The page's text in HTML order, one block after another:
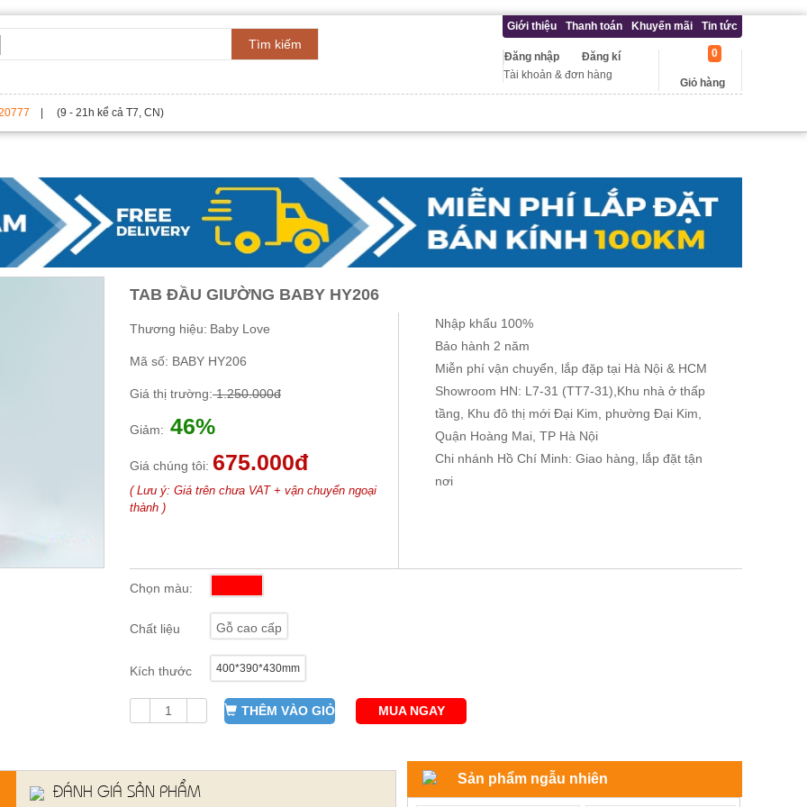
Tìm kiếm
Giới thiệu Thanh toán Khuyến mãi Tin tức
Đăng kí
Đăng nhập
Tài khoản & đơn hàng
Giỏ hàng
0
| (9 - 21h kể cả T7, CN)
TAB ĐẦU GIƯỜNG BABY HY206
Thương hiệu: Baby Love
Mã số: BABY HY206
Giá thị trường:1.250.000đ
Giảm: 46%
Giá chúng tôi: 675.000đ
( Lưu ý: Giá trên chưa VAT + vận chuyển ngoại
thành )
Nhập khẩu 100%
Bảo hành 2 năm
Miễn phí vận chuyển, lắp đặp tại Hà Nội & HCM
Showroom HN: L7-31 (TT7-31),Khu nhà ở thấp
tầng, Khu đô thị mới Đại Kim, phường Đại Kim,
Quận Hoàng Mai, TP Hà Nội
Chi nhánh Hồ Chí Minh: Giao hàng, lắp đặt tận
nơi
Chọn màu:
Chất liệu Gỗ cao cấp
Kích thước 400*390*430mm
THÊM VÀO GIỎ MUA NGAY
ĐÁNH GIÁ SẢN PHẨM
Sản phẩm ngẫu nhiên